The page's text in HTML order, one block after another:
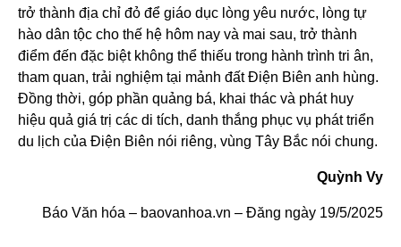
trở thành địa chỉ đỏ để giáo dục lòng yêu nước, lòng tự
hào dân tộc cho thế hệ hôm nay và mai sau, trở thành
điểm đến đặc biệt không thể thiếu trong hành trình tri ân,
tham quan, trải nghiệm tại mảnh đất Điện Biên anh hùng.
Đồng thời, góp phần quảng bá, khai thác và phát huy
hiệu quả giá trị các di tích, danh thắng phục vụ phát triển
du lịch của Điện Biên nói riêng, vùng Tây Bắc nói chung.
Quỳnh Vy
Báo Văn hóa – baovanhoa.vn – Đăng ngày 19/5/2025